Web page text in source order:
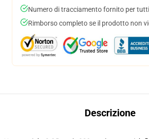
Numero di tracciamento fornito per
Rimborso completo se il prodotto non
Descrizione